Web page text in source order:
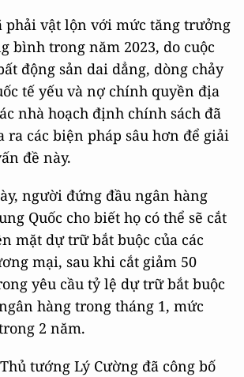
phải vật lộn với mức tăng trưởng
bình trong năm 2023, do cuộc
động sản dai dẳng, dòng chảy
tế yếu và nợ chính quyền địa
nhà hoạch định chính sách đã
ra các biện pháp sâu hơn để giải
đề này.
người đứng đầu ngân hàng
Quốc cho biết họ có thể sẽ cắt
mặt dự trữ bắt buộc của các
mại, sau khi cắt giảm 50
yêu cầu tỷ lệ dự trữ bắt buộc
hàng trong tháng 1, mức
2 năm.
tướng Lý Cường đã công bố